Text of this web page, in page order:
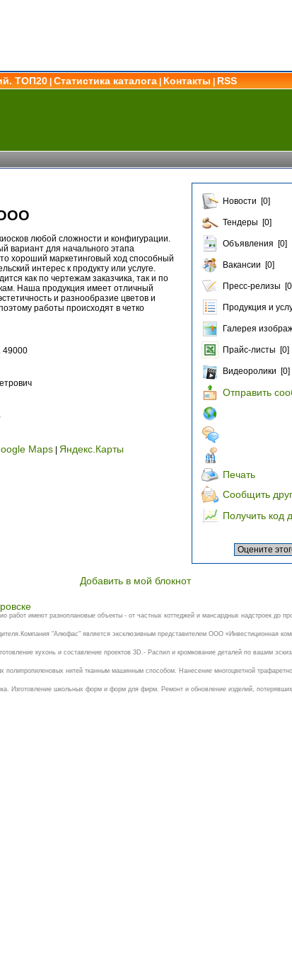
ТОП20 Статистика каталога Контакты
RSS
любой сложности и конфигурации.
вариант для начального этапа
хороший маркетинговый ход способный
интерес к продукту или услуге.
как по чертежам заказчика, так и по
Наша продукция имеет отличный
и разнообразие цветов и
работы происходят в четко
49000
Maps| Яндекс.Карты
Новости [0]
Тендеры [0]
Объявления [0]
Вакансии [0]
Пресс-релизы
Продукция и
Галерея
Прайс-листы [0]
Видеоролики [0]
Отправить
Печать
Сообщить
Получить код
Добавить в мой блокнот
работ имеют разноплановые объекты - от частных коттеджей и мансардных надстроек до
"Алюфас" является эксклюзивным представителем ООО «Инвестиционная
кухонь и составление проектов 3D.- Распил и кромкование деталей по вашим
полипропиленовых нитей тканным машинным способом. Нанесение многоцветной
Изготовление школьных форм и форм для фирм. Ремонт и обновление изделий,